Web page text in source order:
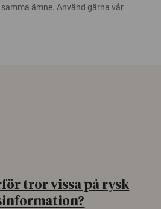
ämne. Använd gärna vår
tror vissa på rysk